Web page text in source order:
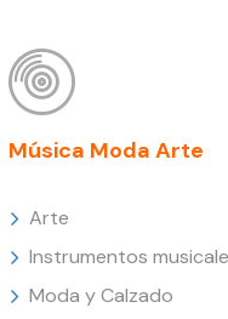
Música Moda Arte
Arte
Instrumentos
Moda y Calzado